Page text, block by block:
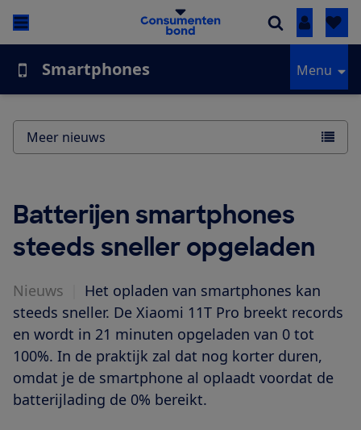
Inloggen
Smartphones Menu
Batterijen smartphones
steeds sneller opgeladen
Nieuws
Het opladen van smartphones kan
steeds sneller. De Xiaomi 11T Pro breekt records
en wordt in 21 minuten opgeladen van 0 tot
100%. In de praktijk zal dat nog korter duren,
omdat je de smartphone al oplaadt voordat de
batterijlading de 0% bereikt.
Meer nieuws